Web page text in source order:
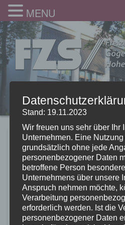
Jetzt auch
Fitnesskurse
Völlkofen
8.08.2016
MENU
Stand: 19.11.2023
Wir freuen uns sehr über Ihr
Unternehmen. Eine
grundsätzlich ohne jede
personenbezogener Daten
betroffene Person
Unternehmens über unsere
Anspruch nehmen möchte,
Verarbeitung
erforderlich werden. Ist die
personenbezogener Daten